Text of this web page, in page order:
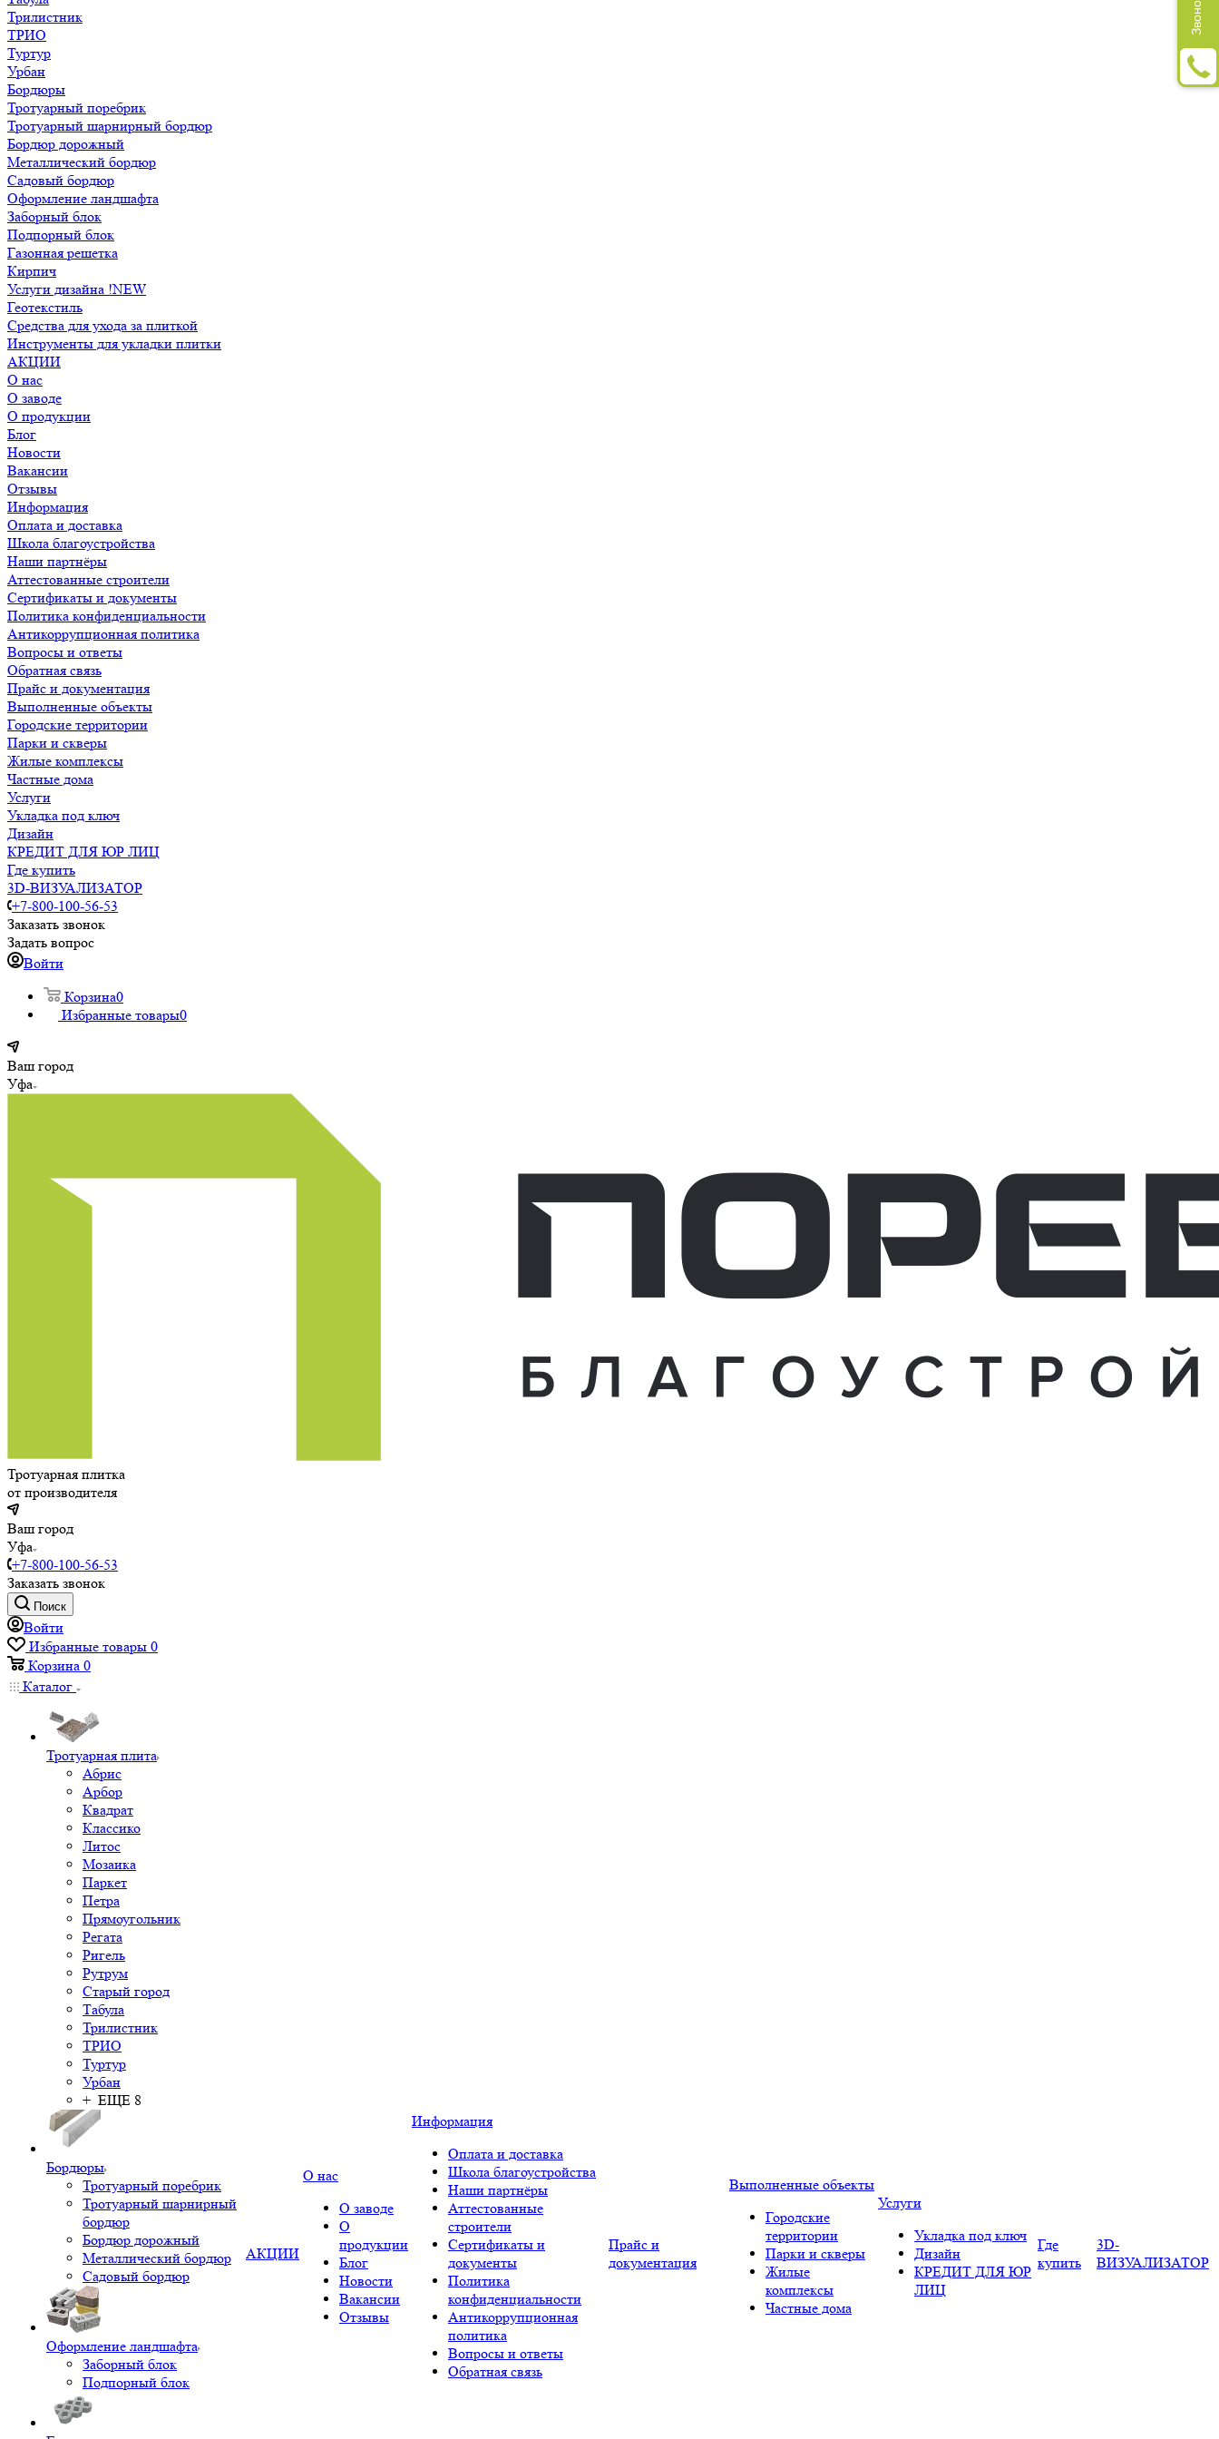
Трилистник
ТРИО
Туртур
Урбан
Бордюры
Тротуарный поребрик
Тротуарный шарнирный бордюр
Бордюр дорожный
Металлический бордюр
Садовый бордюр
Оформление ландшафта
Заборный блок
Подпорный блок
Газонная решетка
Кирпич
Услуги дизайна !NEW
Геотекстиль
Средства для ухода за плиткой
Инструменты для укладки плитки
АКЦИИ
О нас
О заводе
О продукции
Блог
Новости
Вакансии
Отзывы
Информация
Оплата и доставка
Школа благоустройства
Наши партнёры
Аттестованные строители
Сертификаты и документы
Политика конфиденциальности
Антикоррупционная политика
Вопросы и ответы
Обратная связь
Прайс и документация
Выполненные объекты
Городские территории
Парки и скверы
Жилые комплексы
Частные дома
Услуги
Укладка под ключ
Дизайн
КРЕДИТ ДЛЯ ЮР ЛИЦ
Где купить
3D-ВИЗУАЛИЗАТОР
+7-800-100-56-53
Заказать звонок
Задать вопрос
Войти
Корзина0
Избранные товары0
Ваш город
Уфа
Тротуарная плитка
от производителя
Ваш город
Уфа
+7-800-100-56-53
Заказать звонок
Поиск
Войти
Избранные товары 0
Корзина 0
Каталог
Тротуарная плита
Абрис
Арбор
Квадрат
Классико
Литос
Мозаика
Паркет
Петра
Прямоугольник
Регата
Ригель
Рутрум
Старый город
Табула
Трилистник
ТРИО
Туртур
Урбан
+ ЕЩЕ 8
Бордюры
Тротуарный поребрик
Тротуарный шарнирный
бордюр
Бордюр дорожный
Металлический бордюр
Садовый бордюр
Оформление ландшафта
Заборный блок
Подпорный блок
АКЦИИ
О нас
О заводе
О
продукции
Блог
Новости
Вакансии
Отзывы
Информация
Оплата и доставка
Школа благоустройства
Наши партнёры
Аттестованные
строители
Сертификаты и
документы
Политика
конфиденциальности
Антикоррупционная
политика
Вопросы и ответы
Обратная связь
Прайс и
документация
Выполненные объекты
Городские
территории
Парки и скверы
Жилые
комплексы
Частные дома
Услуги
Укладка под ключ
Дизайн
КРЕДИТ ДЛЯ ЮР
ЛИЦ
Где
купить
3D-
ВИЗУАЛИЗАТОР